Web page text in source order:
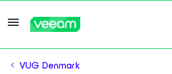
VUG Denmark